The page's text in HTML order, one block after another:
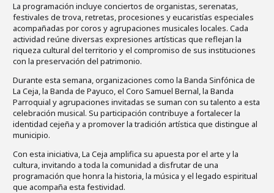
La programación incluye conciertos de organistas, serenatas,
festivales de trova, retretas, procesiones y eucaristías especiales
acompañadas por coros y agrupaciones musicales locales. Cada
actividad reúne diversas expresiones artísticas que reflejan la
riqueza cultural del territorio y el compromiso de sus instituciones
con la preservación del patrimonio.
Durante esta semana, organizaciones como la Banda Sinfónica de
La Ceja, la Banda de Payuco, el Coro Samuel Bernal, la Banda
Parroquial y agrupaciones invitadas se suman con su talento a esta
celebración musical. Su participación contribuye a fortalecer la
identidad cejeña y a promover la tradición artística que distingue al
municipio.
Con esta iniciativa, La Ceja amplifica su apuesta por el arte y la
cultura, invitando a toda la comunidad a disfrutar de una
programación que honra la historia, la música y el legado espiritual
que acompaña esta festividad.